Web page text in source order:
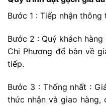
Bước 1 : Tiếp nhận
Bước 2 : Quý khách
Chi Phương để bàn về
tiếp.
Bước 3 : Thống nhất :
thức nhận và giao hàng,